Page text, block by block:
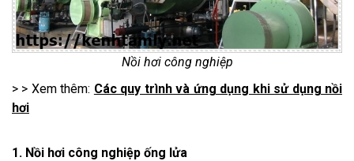
Nồi hơi công nghiệp
> > Xem thêm: Các quy trình và ứng dụng khi sử dụng nồi
hơi
1. Nồi hơi công nghiệp ống lửa